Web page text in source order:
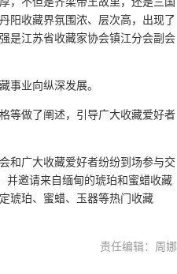
阳收藏界氛围浓、层次高，出现了
是江苏省收藏家协会镇江分会副会
事业向纵深发展。
等做了阐述，引导广大收藏爱好者
和广大收藏爱好者纷纷到场参与交
并邀请来自缅甸的琥珀和蜜蜡收藏
琥珀、蜜蜡、玉器等热门收藏
责任编辑：周娜